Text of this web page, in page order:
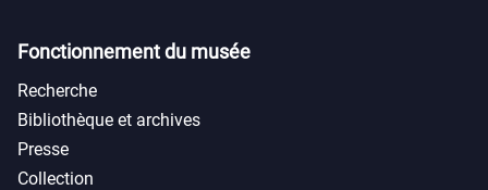
Fonctionnement du musée
Recherche
Bibliothèque et archives
Presse
Collection